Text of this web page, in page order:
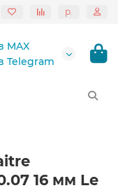
р.
MAX
Telegram
16 мм Le